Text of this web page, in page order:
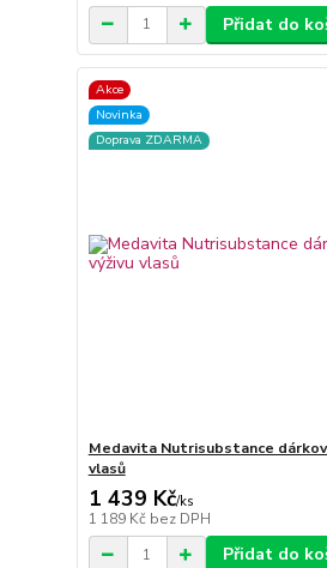
Přidat do
Akce
Novinka
Doprava ZDARMA
Medavita Nutrisubstance
vlasů
1 439 Kč/ks
1 189 Kč bez DPH
Přidat do